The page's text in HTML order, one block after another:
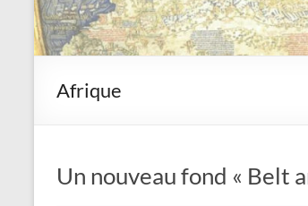
Afrique
Un nouveau fond « Belt